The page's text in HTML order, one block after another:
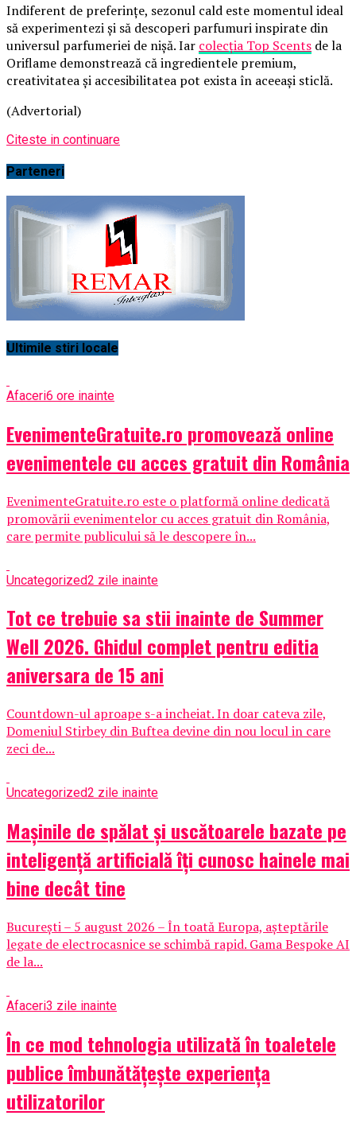
Indiferent de preferințe, sezonul cald este momentul ideal
să experimentezi și să descoperi parfumuri inspirate din
universul parfumeriei de nișă. Iar colecția Top Scents de la
Oriflame demonstrează că ingredientele premium,
creativitatea și accesibilitatea pot exista în aceeași sticlă.
(Advertorial)
Citeste in continuare
Parteneri
Ultimile stiri locale
Afaceri6 ore inainte
EvenimenteGratuite.ro promovează online
evenimentele cu acces gratuit din România
EvenimenteGratuite.ro este o platformă online dedicată
promovării evenimentelor cu acces gratuit din România,
care permite publicului să le descopere în...
Uncategorized2 zile inainte
Tot ce trebuie sa stii inainte de Summer
Well 2026. Ghidul complet pentru editia
aniversara de 15 ani
Countdown-ul aproape s-a incheiat. In doar cateva zile,
Domeniul Stirbey din Buftea devine din nou locul in care
zeci de...
Uncategorized2 zile inainte
Mașinile de spălat și uscătoarele bazate pe
inteligență artificială îți cunosc hainele mai
bine decât tine
București – 5 august 2026 – În toată Europa, așteptările
legate de electrocasnice se schimbă rapid. Gama Bespoke AI
de la...
Afaceri3 zile inainte
În ce mod tehnologia utilizată în toaletele
publice îmbunătățește experiența
utilizatorilor